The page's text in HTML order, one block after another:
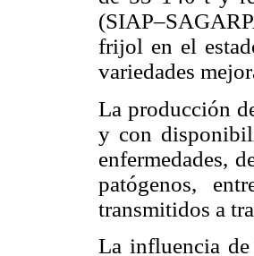
frijol en el
variedades
La producción
y con
enfermedades,
patógenos,
transmitidos a
La influencia de